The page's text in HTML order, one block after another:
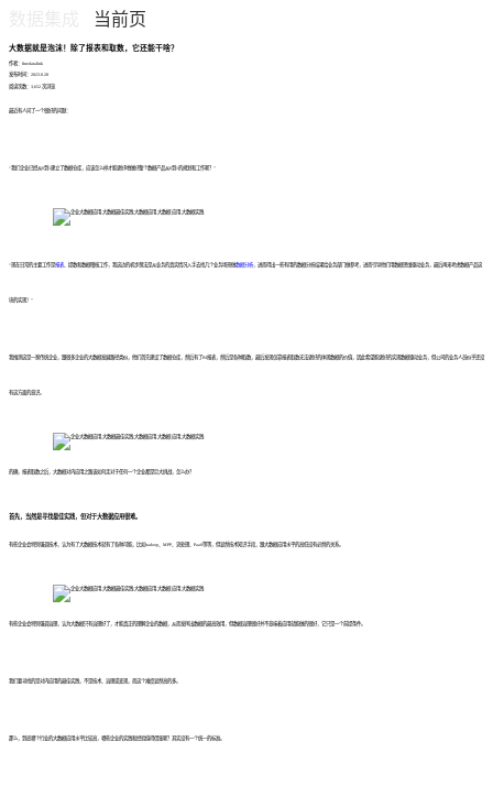
当前页
大数据就是泡沫！除了报表和取数，它还能干啥？
作者：finedatalink
发布时间：2023.8.28
阅读次数：3,652 次浏览
最近有人问了一个很好的问题：
“我们企业已经从0到1建立了数据仓库，应该怎么样才能更好地做好整个数据产品从0到1的规划和工作呢？”
“现在日常的主要工作是报表 、提数和数据稽核工作，我这边的初步想法是从业务的真实情况入手去找几个业务场景做数据分析 ，进而得出一些有用的数据分析结果给业务部门做参考，进而引导他们用数据思维驱动业务，最后再来考虑数据产品这
块的实现！”
我推测这是一家传统企业，跟很多企业的大数据发展路径类似，他们首先建设了数据仓库，然后有了BI报表，然后是各种取数，最后发现仅靠报表取数无法更好的体现数据的价值，因此希望能更好的实现数据驱动业务，但公司的业务人员似乎还没
有这方面的意识。
的确，报表取数之后，大数据对内应用之路该如何走对于任何一个企业都是巨大挑战，怎么办？
首先，当然是寻找最佳实践，但对于大数据应用很难。
有些企业会特别强调技术，认为有了大数据技术就有了各种可能，比如hadoop、MPP、流处理、PaaS等等，但显然技术知识手段，跟大数据应用水平的高低没有必然的关系。
有些企业会特别强调治理，认为大数据只有治理好了，才能真正的理解企业的数据，从而发挥出数据的最高效用，但数据治理很好并不意味着应用就能做的很好，它只是一个前提条件。
我们要寻找的是对内应用的最佳实践，不是技术、治理或变现，而这个难度显然高的多。
那么，到底哪个行业的大数据应用水平比较高，哪些企业的实践和经验值得借鉴呢？其实没有一个统一的标准。